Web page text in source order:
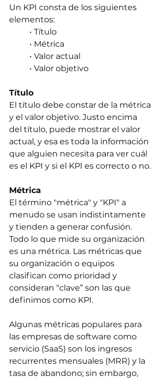
Un KPI consta de los siguientes
elementos:
• Título
• Métrica
• Valor actual
• Valor objetivo
Título
El título debe constar de la métrica
y el valor objetivo. Justo encima
del título, puede mostrar el valor
actual, y esa es toda la información
que alguien necesita para ver cuál
es el KPI y si el KPI es correcto o no.
Métrica
El término "métrica" y "KPI" a
menudo se usan indistintamente
y tienden a generar confusión.
Todo lo que mide su organización
es una métrica. Las métricas que
su organización o equipos
clasifican como prioridad y
consideran “clave” son las que
definimos como KPI.
Algunas métricas populares para
las empresas de software como
servicio (SaaS) son los ingresos
recurrentes mensuales (MRR) y la
tasa de abandono; sin embargo,